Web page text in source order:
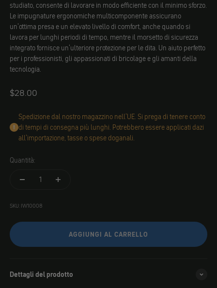
studiato, consente di lavorare in modo efficiente con il minimo sforzo.
Le impugnature ergonomiche multicomponente assicurano
un'ottima presa e un elevato livello di comfort, anche quando si
lavora per lunghi periodi di tempo, mentre il morsetto di sicurezza
integrato fornisce un'ulteriore protezione per le dita. Un aiuto perfetto
per i professionisti, gli appassionati di bricolage e gli amanti della
tecnologia.
Angebot
$28.00
Spedizione dal nostro magazzino nell'UE. Si prega di tenere conto
di tempi di consegna più lunghi. Potrebbero essere applicati dazi
all'importazione, tasse o spese doganali.
Quantità:
SKU: IW10008
AGGIUNGI AL CARRELLO
Dettagli del prodotto